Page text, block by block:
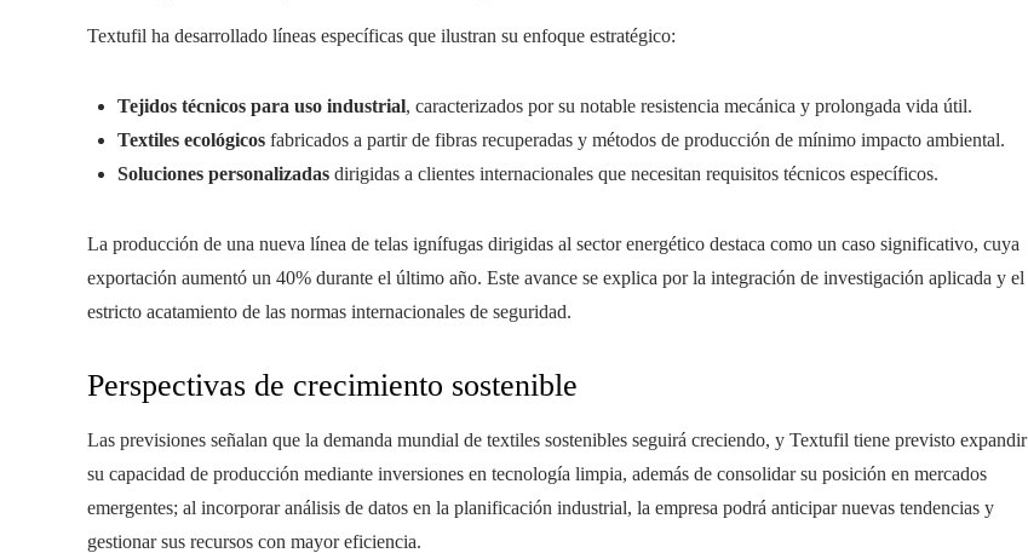
Textufil ha desarrollado líneas específicas que ilustran su enfoque estratégico:
Tejidos técnicos para uso industrial, caracterizados por su notable resistencia mecánica y prolongada vida útil.
Textiles ecológicos fabricados a partir de fibras recuperadas y métodos de producción de mínimo impacto ambiental.
Soluciones personalizadas dirigidas a clientes internacionales que necesitan requisitos técnicos específicos.
La producción de una nueva línea de telas ignífugas dirigidas al sector energético destaca como un caso significativo, cuya
exportación aumentó un 40% durante el último año. Este avance se explica por la integración de investigación aplicada y el
estricto acatamiento de las normas internacionales de seguridad.
Perspectivas de crecimiento sostenible
Las previsiones señalan que la demanda mundial de textiles sostenibles seguirá creciendo, y Textufil tiene previsto expandir
su capacidad de producción mediante inversiones en tecnología limpia, además de consolidar su posición en mercados
emergentes; al incorporar análisis de datos en la planificación industrial, la empresa podrá anticipar nuevas tendencias y
gestionar sus recursos con mayor eficiencia.